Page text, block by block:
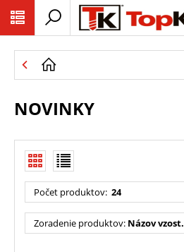
NOVINKY
Počet produktov: 24
Zoradenie produktov: Názov vzost.